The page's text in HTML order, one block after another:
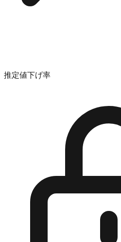
推定値下げ率